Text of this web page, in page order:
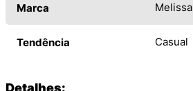
Marca Melissa
Tendência Casual